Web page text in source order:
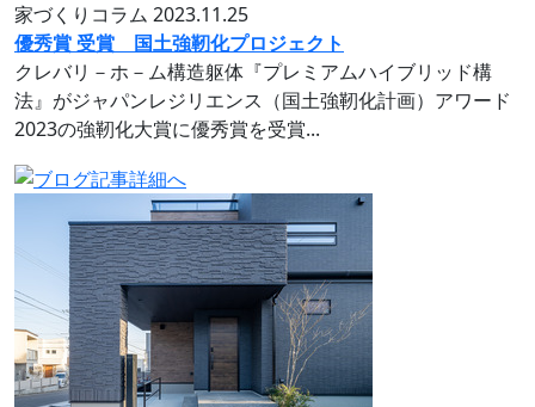
家づくりコラム 2023.11.25
優秀賞 受賞 国土強靭化プロジェクト
クレバリ－ホ－ム構造躯体『プレミアムハイブリッド構
法』がジャパンレジリエンス（国土強靭化計画）アワード
2023の強靭化大賞に優秀賞を受賞...